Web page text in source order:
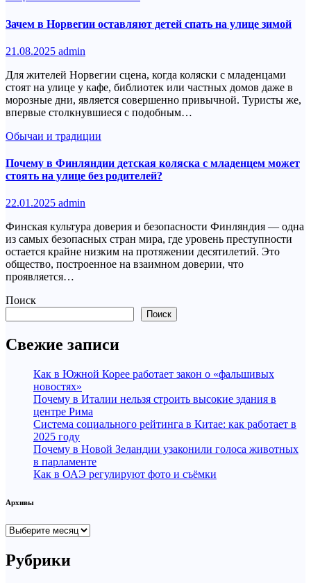
Зачем в Норвегии оставляют детей спать на улице зимой
21.08.2025 admin
Для жителей Норвегии сцена, когда коляски с младенцами
стоят на улице у кафе, библиотек или частных домов даже в
морозные дни, является совершенно привычной. Туристы же,
впервые столкнувшиеся с подобным…
Обычаи и традиции
Почему в Финляндии детская коляска с младенцем может
стоять на улице без родителей?
22.01.2025 admin
Финская культура доверия и безопасности Финляндия — одна
из самых безопасных стран мира, где уровень преступности
остается крайне низким на протяжении десятилетий. Это
общество, построенное на взаимном доверии, что
проявляется…
Поиск
Поиск
Свежие записи
Как в Южной Корее работает закон о «фальшивых
новостях»
Почему в Италии нельзя строить высокие здания в
центре Рима
Система социального рейтинга в Китае: как работает в
2025 году
Почему в Новой Зеландии узаконили голоса животных
в парламенте
Как в ОАЭ регулируют фото и съёмки
Архивы
Архивы
Рубрики